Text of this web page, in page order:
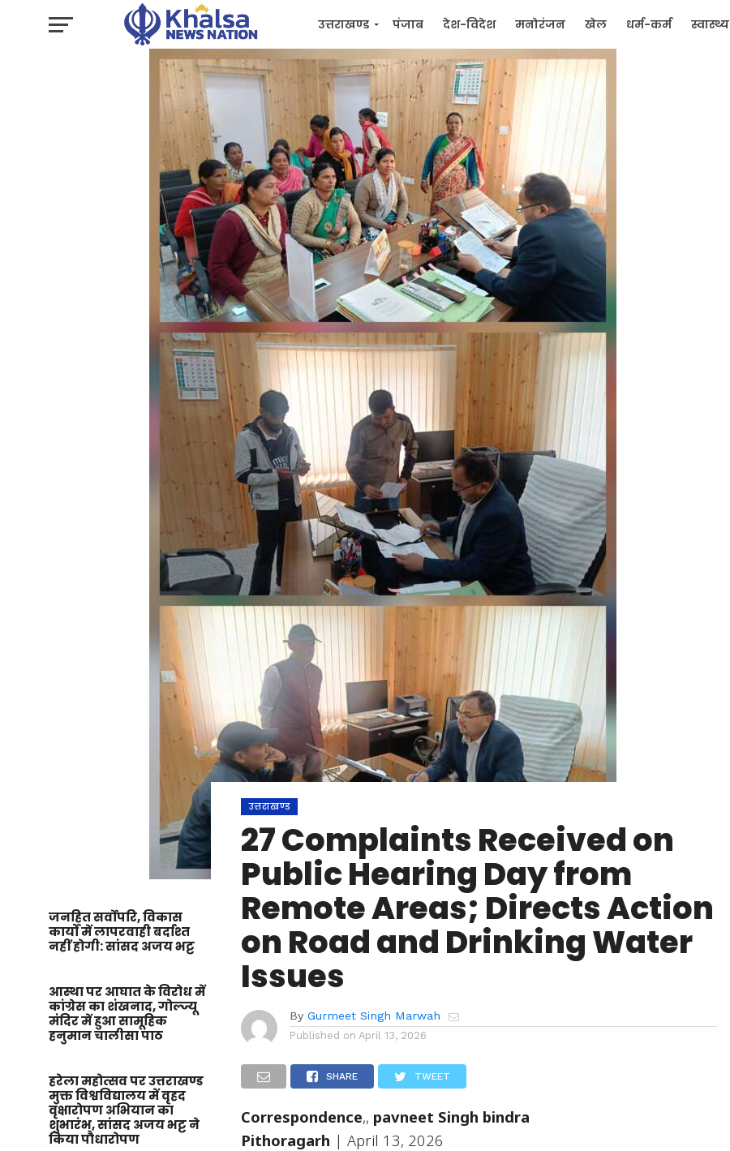
उत्तराखण्ड पंजाब देश-विदेश मनोरंजन खेल धर्म-कर्म स्वास्थ्य
प्रशासनिक जन मुद्दे
जनहित सर्वोपरि, विकास
कार्यों में लापरवाही बर्दाश्त
नहीं होगी: सांसद अजय भट्ट
आस्था पर आघात के विरोध में
कांग्रेस का शंखनाद, गोल्ज्यू
मंदिर में हुआ सामूहिक
हनुमान चालीसा पाठ
हरेला महोत्सव पर उत्तराखण्ड
मुक्त विश्वविद्यालय में वृहद
वृक्षारोपण अभियान का
शुभारंभ, सांसद अजय भट्ट ने
किया पौधारोपण
उत्तराखण्ड
27 Complaints Received on
Public Hearing Day from
Remote Areas; Directs Action
on Road and Drinking Water
Issues
By Gurmeet Singh Marwah
Published on April 13, 2026
SHARE TWEET
Correspondence,, pavneet Singh bindra
Pithoragarh | April 13, 2026